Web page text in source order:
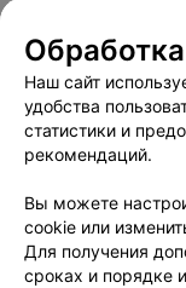
Наш сайт
удобства
статистики и
рекомендаций.
Вы можете
cookie или
Для получения
сроках и порядке